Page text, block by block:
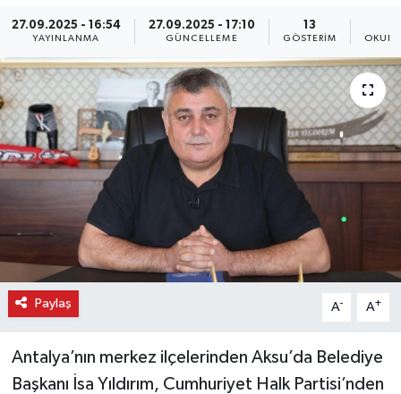
27.09.2025 - 16:54
YAYINLANMA
27.09.2025 - 17:10
GÜNCELLEME
13
GÖSTERIM
Paylaş A- A+
Antalya’nın merkez ilçelerinden Aksu’da Belediye
Başkanı İsa Yıldırım, Cumhuriyet Halk Partisi’nden